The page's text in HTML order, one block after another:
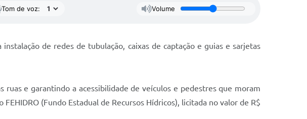
Tom de voz: Volume
de redes de tubulação, caixas de captação e guias e sarjetas
e garantindo a acessibilidade de veículos e pedestres que moram
(Fundo Estadual de Recursos Hídricos), licitada no valor de R$